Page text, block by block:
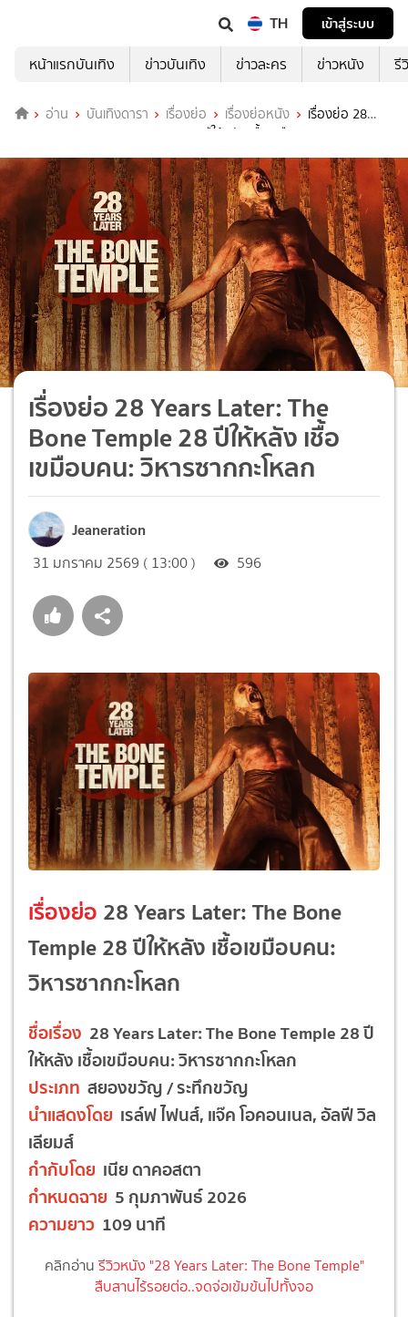
TH
เข้าสู่ระบบ
หน้าแรกบันเทิง
ข่าวบันเทิง ข่าวละคร ข่าวหนัง รี
อ่าน บันเทิงดารา เรื่องย่อ เรื่องย่อหนัง
เรื่องย่อ 28
Years Later: The Bone Temple 28 ปีให้หลัง เชื้อเขมือบคน: วิหารซาก
เรื่องย่อ 28 Years Later: The
Bone Temple 28 ปีให้หลัง เชื้อ
เขมือบคน: วิหารซากกะโหลก
Jeaneration
31 มกราคม 2569 ( 13:00 ) 596
เรื่องย่อ 28 Years Later: The Bone
Temple 28 ปีให้หลัง เชื้อเขมือบคน:
วิหารซากกะโหลก
ชื่อเรื่อง 28 Years Later: The Bone Temple 28 ปี
ให้หลัง เชื้อเขมือบคน: วิหารซากกะโหลก
ประเภท สยองขวัญ / ระทึกขวัญ
นำแสดงโดย เรล์ฟ ไฟนส์, แจ๊ค โอคอนเนล, อัลฟี วิล
เลียมส์
กำกับโดย เนีย ดาคอสตา
กำหนดฉาย 5 กุมภาพันธ์ 2026
ความยาว 109 นาที
คลิกอ่าน รีวิวหนัง "28 Years Later: The Bone Temple"
สืบสานไร้รอยต่อ..จดจ่อเข้มข้นไปทั้งจอ